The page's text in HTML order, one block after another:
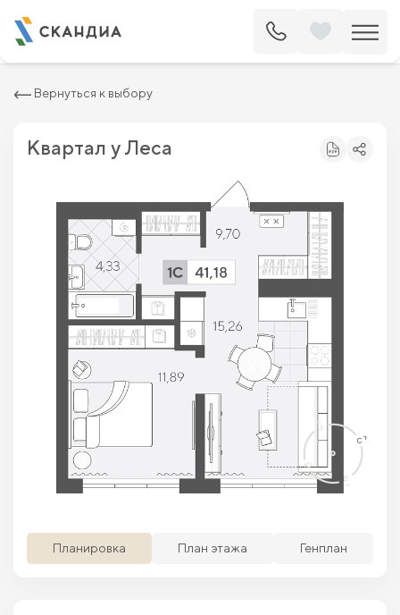
Вернуться к выбору
Квартал у Леса
Планировка План этажа Генплан
Квартира c одной спальней 41.18 м
6 388 800 ₽7 260 000 ₽